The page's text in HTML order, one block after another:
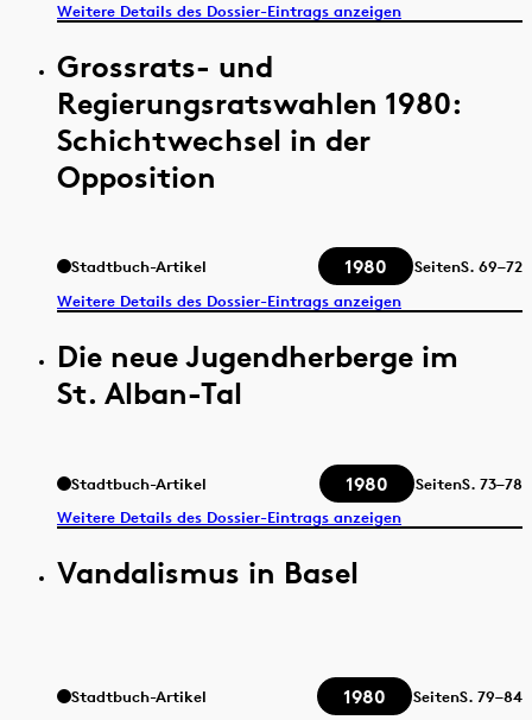
Weitere Details des Dossier-Eintrags anzeigen
Grossrats- und
Regierungsratswahlen 1980:
Schichtwechsel in der
Opposition
Stadtbuch-Artikel 1980 SeitenS. 69–72
Weitere Details des Dossier-Eintrags anzeigen
Die neue Jugendherberge im
St. Alban-Tal
Stadtbuch-Artikel 1980 SeitenS. 73–78
Weitere Details des Dossier-Eintrags anzeigen
Vandalismus in Basel
Stadtbuch-Artikel 1980 SeitenS. 79–84